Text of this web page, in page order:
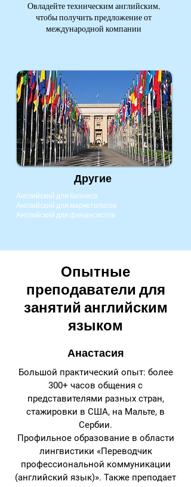
Овладейте техническим английским,
чтобы получить предложение от
международной компании
Другие
Английский для бизнеса
Английский для маркетологов
Английский для финансистов
Опытные
преподаватели для
занятий английским
языком
Анастасия
Большой практический опыт: более
300+ часов общения с
представителями разных стран,
стажировки в США, на Мальте, в
Сербии.
Профильное образование в области
лингвистики «Переводчик
профессиональной коммуникации
(английский язык)». Также преподает